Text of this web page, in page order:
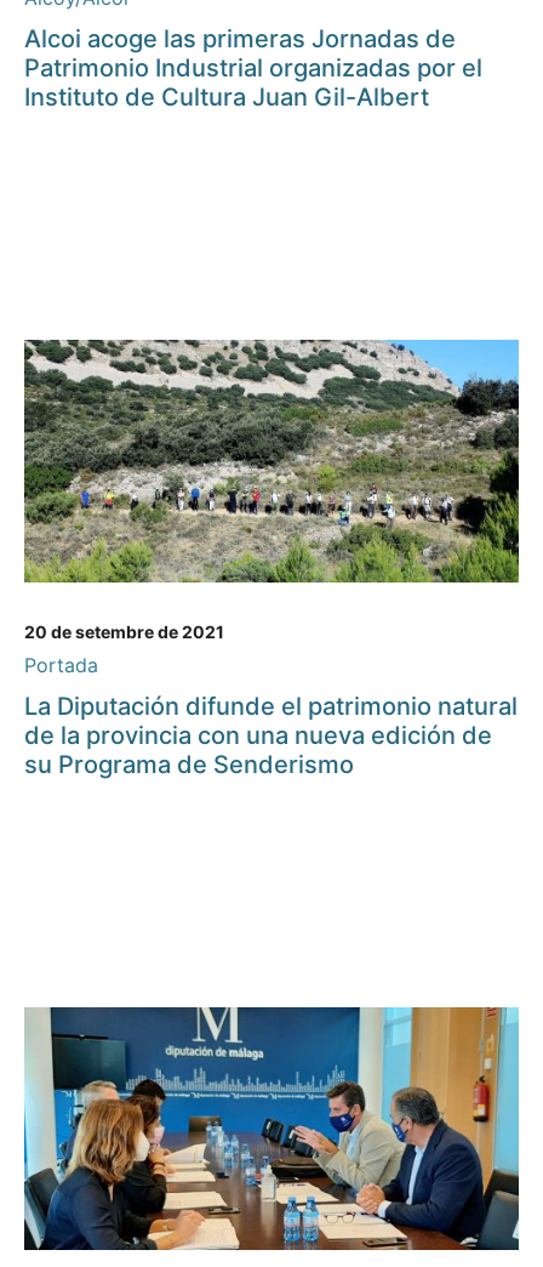
Alcoi acoge las primeras Jornadas de
Patrimonio Industrial organizadas por el
Instituto de Cultura Juan Gil-Albert
20 de setembre de 2021
Portada
La Diputación difunde el patrimonio natural
de la provincia con una nueva edición de
su Programa de Senderismo